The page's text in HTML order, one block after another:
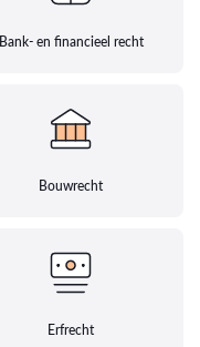
Bank- en financieel recht
Bouwrecht
Erfrecht